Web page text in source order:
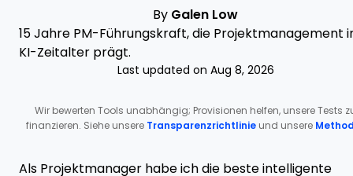
By Galen Low
15 Jahre PM-Führungskraft, die Projektmanagement
KI-Zeitalter prägt.
Last updated on Aug 8, 2026
Wir bewerten Tools unabhängig; Provisionen helfen, unsere Tests
finanzieren. Siehe unsere Transparenzrichtlinie und unsere
Als Projektmanager habe ich die beste intelligente